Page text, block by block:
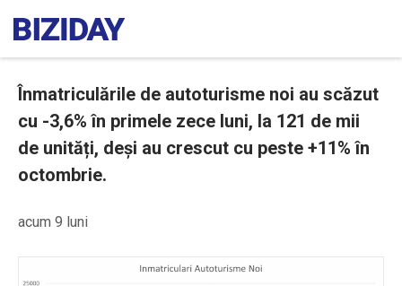
Înmatriculările de autoturisme noi au scăzut
cu -3,6% în primele zece luni, la 121 de mii
de unități, deși au crescut cu peste +11% în
octombrie.
acum 9 luni